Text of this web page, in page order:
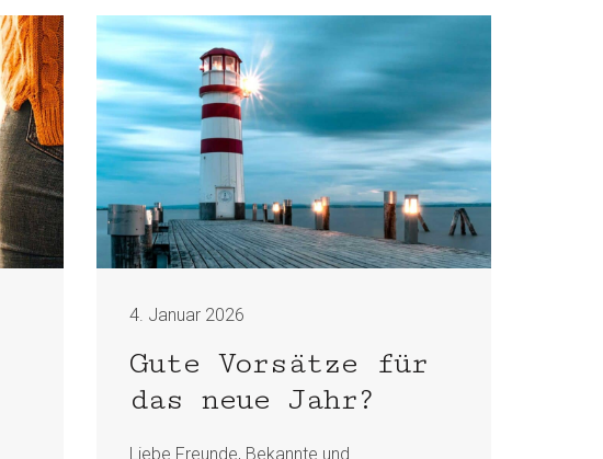
4. Januar 2026
Gute Vorsätze für
das neue Jahr?
Liebe Freunde, Bekannte und